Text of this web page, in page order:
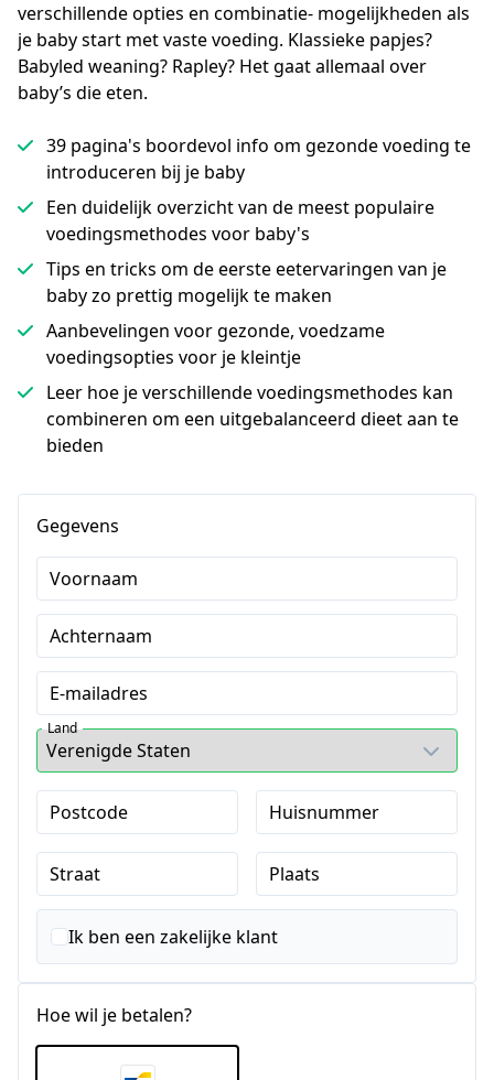
verschillende opties en combinatie- mogelijkheden als
je baby start met vaste voeding. Klassieke papjes?
Babyled weaning? Rapley? Het gaat allemaal over
baby’s die eten.
39 pagina's boordevol info om gezonde voeding te
introduceren bij je baby
Een duidelijk overzicht van de meest populaire
voedingsmethodes voor baby's
Tips en tricks om de eerste eetervaringen van je
baby zo prettig mogelijk te maken
Aanbevelingen voor gezonde, voedzame
voedingsopties voor je kleintje
Leer hoe je verschillende voedingsmethodes kan
combineren om een uitgebalanceerd dieet aan te
bieden
Gegevens
Voornaam
Achternaam
E-mailadres
Land
Postcode Huisnummer
Straat Plaats
Ik ben een zakelijke klant
Hoe wil je betalen?